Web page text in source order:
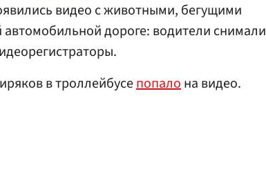
видео с животными, бегущими
дороге: водители снимали
в троллейбусепопалона видео.